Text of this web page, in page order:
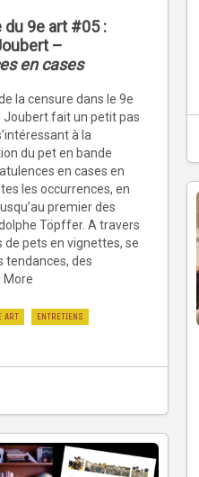
du 9e art #05 :
–
en cases
la censure dans le 9e
Joubert fait un petit pas
à la
du pet en bande
en cases en
les occurrences, en
premier des
Töpffer. A travers
de pets en vignettes, se
tendances, des
More
ART
ENTRETIENS